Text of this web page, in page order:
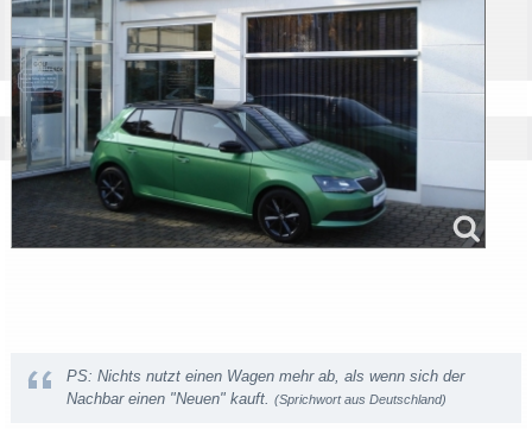
PS: Nichts nutzt einen Wagen mehr ab, als wenn sich der
Nachbar einen "Neuen" kauft.(Sprichwort aus Deutschland)